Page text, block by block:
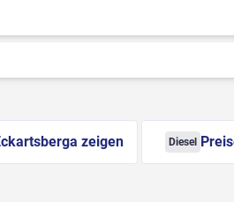
zeigen Diesel